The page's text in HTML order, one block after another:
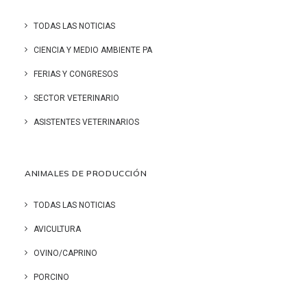
TODAS LAS NOTICIAS
CIENCIA Y MEDIO AMBIENTE PA
FERIAS Y CONGRESOS
SECTOR VETERINARIO
ASISTENTES VETERINARIOS
ANIMALES DE PRODUCCIÓN
TODAS LAS NOTICIAS
AVICULTURA
OVINO/CAPRINO
PORCINO